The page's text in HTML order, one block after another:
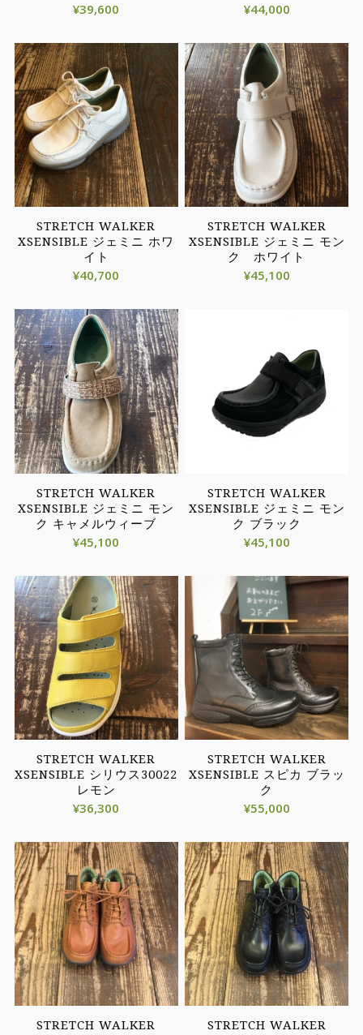
¥39,600 ¥44,000
STRETCH WALKER
XSENSIBLE ジェミニ ホワ
イト
¥40,700
STRETCH WALKER
XSENSIBLE ジェミニ モン
ク ホワイト
¥45,100
STRETCH WALKER
XSENSIBLE ジェミニ モン
ク キャメルウィーブ
¥45,100
STRETCH WALKER
XSENSIBLE ジェミニ モン
ク ブラック
¥45,100
STRETCH WALKER
XSENSIBLE シリウス30022
レモン
¥36,300
STRETCH WALKER
XSENSIBLE スピカ ブラッ
ク
¥55,000
STRETCH WALKER
STRETCH WALKER